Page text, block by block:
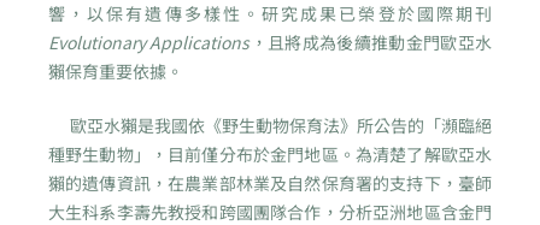
響，以保有遺傳多樣性。研究成果已榮登於國際期刊
Evolutionary Applications，且將成為後續推動金門歐亞水
獺保育重要依據。
歐亞水獺是我國依《野生動物保育法》所公告的「瀕臨絕
種野生動物」，目前僅分布於金門地區。為清楚了解歐亞水
獺的遺傳資訊，在農業部林業及自然保育署的支持下，臺師
大生科系李壽先教授和跨國團隊合作，分析亞洲地區含金門